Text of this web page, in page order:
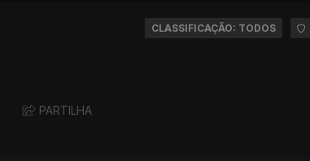
CLASSIFICAÇÃO: TODOS
PARTILHA